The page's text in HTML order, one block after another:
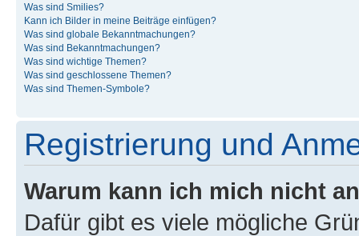
Was sind Smilies?
Kann ich Bilder in meine Beiträge einfügen?
Was sind globale Bekanntmachungen?
Was sind Bekanntmachungen?
Was sind wichtige Themen?
Was sind geschlossene Themen?
Was sind Themen-Symbole?
Registrierung und
Warum kann ich mich nicht
Dafür gibt es viele mögliche